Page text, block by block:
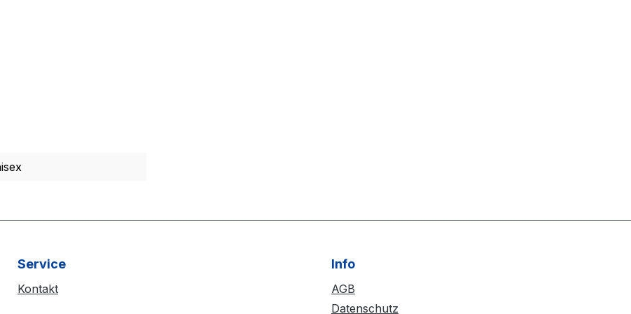
Service
Kontakt
Info
AGB
Datenschutz